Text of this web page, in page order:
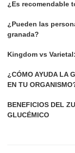
¿Es recomendable
¿Pueden las
granada?
Kingdom vs
¿CÓMO AYUDA LA
EN TU
BENEFICIOS DEL
GLUCÉMICO